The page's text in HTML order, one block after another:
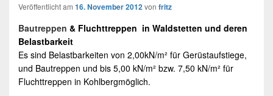
Veröffentlicht am 16. November 2012von fritz
Bautreppen & Fluchttreppen in Waldstetten und deren
Belastbarkeit
Es sind Belastbarkeiten von 2,00kN/m² für Gerüstaufstiege,
und Bautreppen und bis 5,00 kN/m² bzw. 7,50 kN/m² für
Fluchttreppen in Kohlbergmöglich.